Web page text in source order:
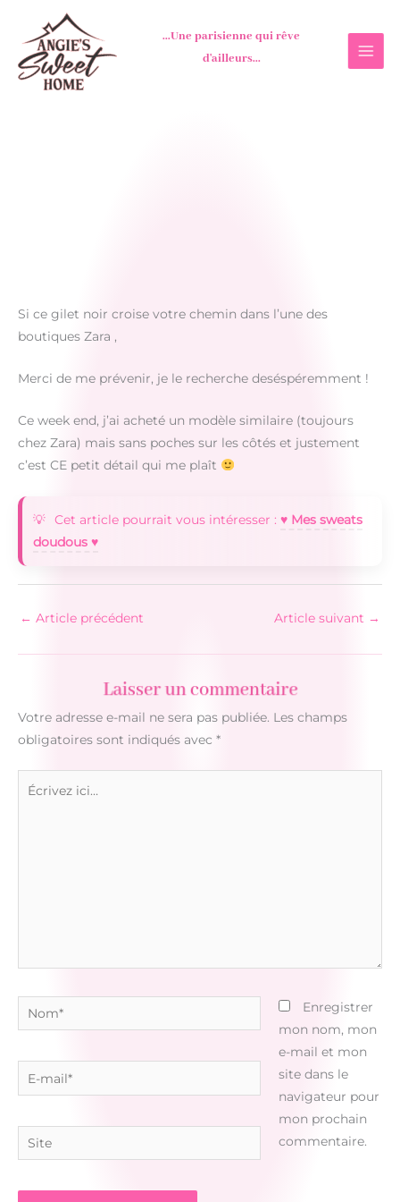
contenu
...Une parisienne qui rêve
d'ailleurs...
Si ce gilet noir croise votre chemin dans l’une des
boutiques Zara ,
Merci de me prévenir, je le recherche deséspéremment !
Ce week end, j’ai acheté un modèle similaire (toujours
chez Zara) mais sans poches sur les côtés et justement
c’est CE petit détail qui me plaît
Cet article pourrait vous intéresser : ♥ Mes sweats
doudous ♥
← Article précédent Article suivant →
Laisser un commentaire
Votre adresse e-mail ne sera pas publiée. Les champs
obligatoires sont indiqués avec *
Nom*
E-
mail*
Site
Enregistrer
mon nom, mon
e-mail et mon
site dans le
navigateur pour
mon prochain
commentaire.